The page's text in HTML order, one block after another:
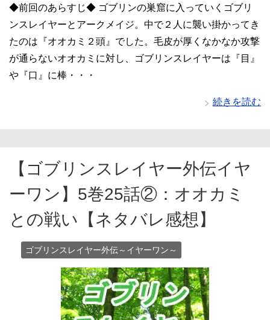
◆前回のあらすじ◆ ゴブリンの巣窟に入っていくゴブリ
ンスレイヤーとアークメイジ。中で２人に襲い掛かってき
たのは『オオカミ２頭』でした。毛皮が厚くなかなか攻撃
が通らないオオカミに対し、ゴブリンスレイヤーは『目』
や『口』に棒・・・
続きを読む
【ゴブリンスレイヤー外伝イヤ
ーワン】5巻25話②：オオカミ
との戦い【ネタバレ感想】
ゴブリンスレイヤー外伝～イヤーワン～